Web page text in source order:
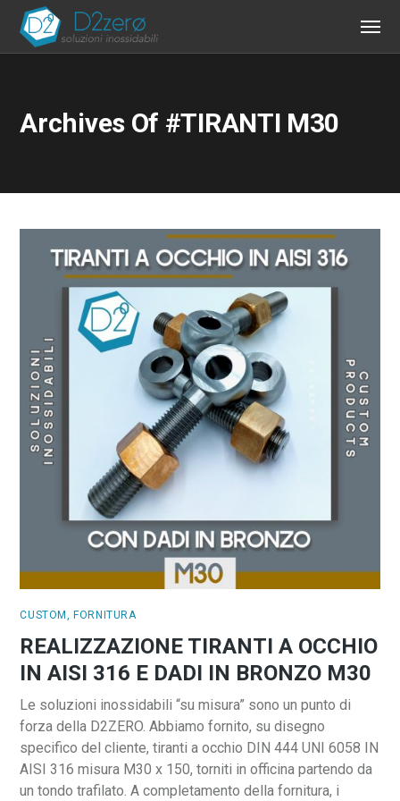
Archives Of #TIRANTI M30
CUSTOM , FORNITURA
REALIZZAZIONE TIRANTI A OCCHIO
IN AISI 316 E DADI IN BRONZO M30
Le soluzioni inossidabili “su misura” sono un punto di
forza della D2ZERO. Abbiamo fornito, su disegno
specifico del cliente, tiranti a occhio DIN 444 UNI 6058 IN
AISI 316 misura M30 x 150, torniti in officina partendo da
un tondo trafilato. A completamento della fornitura, i